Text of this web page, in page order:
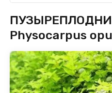
и кустарники
Physocarpus